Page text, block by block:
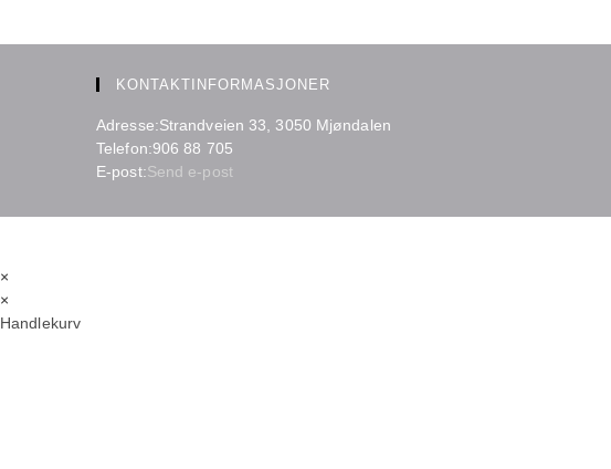
KONTAKTINFORMASJONER
Adresse:Strandveien 33, 3050 Mjøndalen
Telefon:906 88 705
E-post:Send e-postOpens
your
×
×
Handlekurv